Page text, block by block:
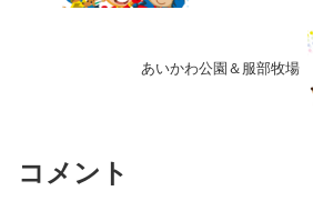
あいかわ公園＆服部牧場
コメント